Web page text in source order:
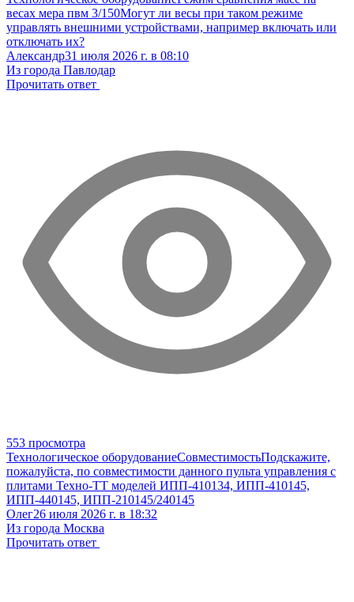
весах мера пвм 3/150Могут ли весы при таком режиме
управлять внешними устройствами, например включать или
отключать их?
Александр31 июля 2026 г. в 08:10
Из города Павлодар
Прочитать ответ
553 просмотра
Технологическое оборудованиеСовместимостьПодскажите,
пожалуйста, по совместимости данного пульта управления с
плитами Техно-ТТ моделей ИПП-410134, ИПП-410145,
ИПП-440145, ИПП-210145/240145
Олег26 июля 2026 г. в 18:32
Из города Москва
Прочитать ответ